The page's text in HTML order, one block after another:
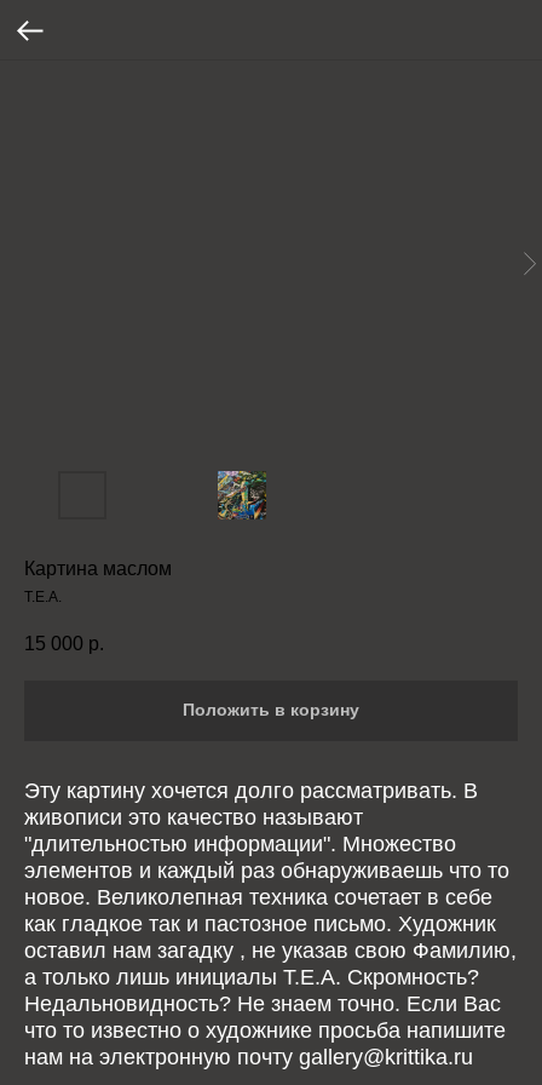
Картина маслом
Т.Е.А.
15 000 р.
Положить в корзину
Эту картину хочется долго рассматривать. В
живописи это качество называют
"длительностью информации". Множество
элементов и каждый раз обнаруживаешь что то
новое. Великолепная техника сочетает в себе
как гладкое так и пастозное письмо. Художник
оставил нам загадку , не указав свою Фамилию,
а только лишь инициалы Т.Е.А. Скромность?
Недальновидность? Не знаем точно. Если Вас
что то известно о художнике просьба напишите
нам на электронную почту gallery@krittika.ru